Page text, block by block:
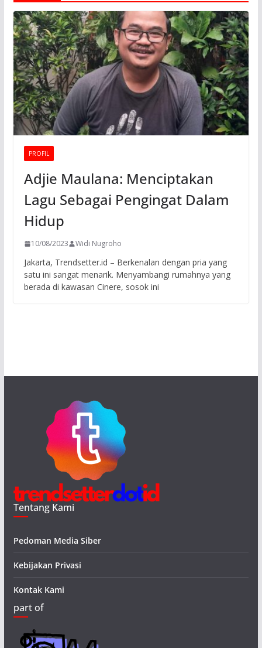
PROFIL
Adjie Maulana: Menciptakan
Lagu Sebagai Pengingat Dalam
Hidup
10/08/2023 Widi Nugroho
Jakarta, Trendsetter.id – Berkenalan dengan pria yang
satu ini sangat menarik. Menyambangi rumahnya yang
berada di kawasan Cinere, sosok ini
Tentang Kami
Pedoman Media Siber
Kebijakan Privasi
Kontak Kami
part of